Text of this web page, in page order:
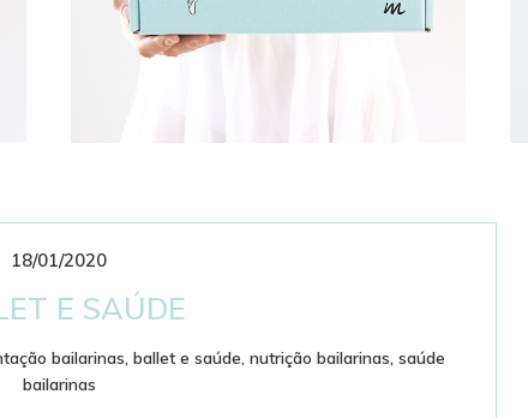
18/01/2020
E SAÚDE
bailarinas, ballet e saúde, nutrição bailarinas, saúde
bailarinas